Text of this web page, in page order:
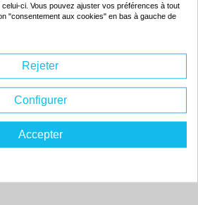
Commander
: --
:Tambour-Electrophotographie
/ ISO 14001
ci. Vous pouvez ajuster vos préférences à tout
"consentement aux cookies" en bas à gauche de
Rejeter
Configurer
Accepter